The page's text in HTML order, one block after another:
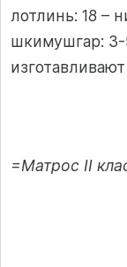
лотлинь: 18 –
шкимушгар: 3-
=Матрос II